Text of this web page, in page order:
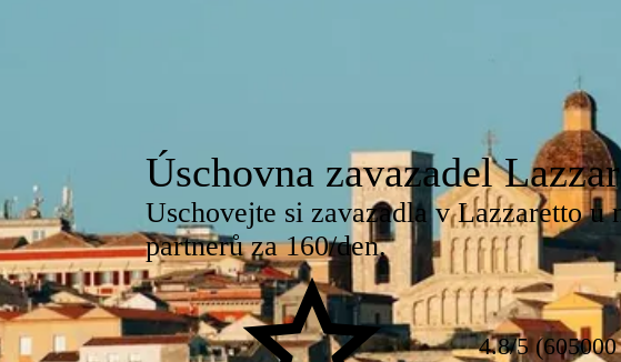
Úschovna zavazadel
Uschovejte si zavazadla v Lazzaretto u
partnerů za 160/den.
4.8/5